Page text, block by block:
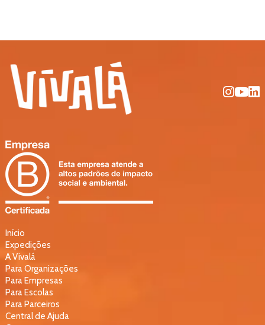
Início
Expedições
A Vivalá
Para Organizações
Para Empresas
Para Escolas
Para Parceiros
Central de Ajuda